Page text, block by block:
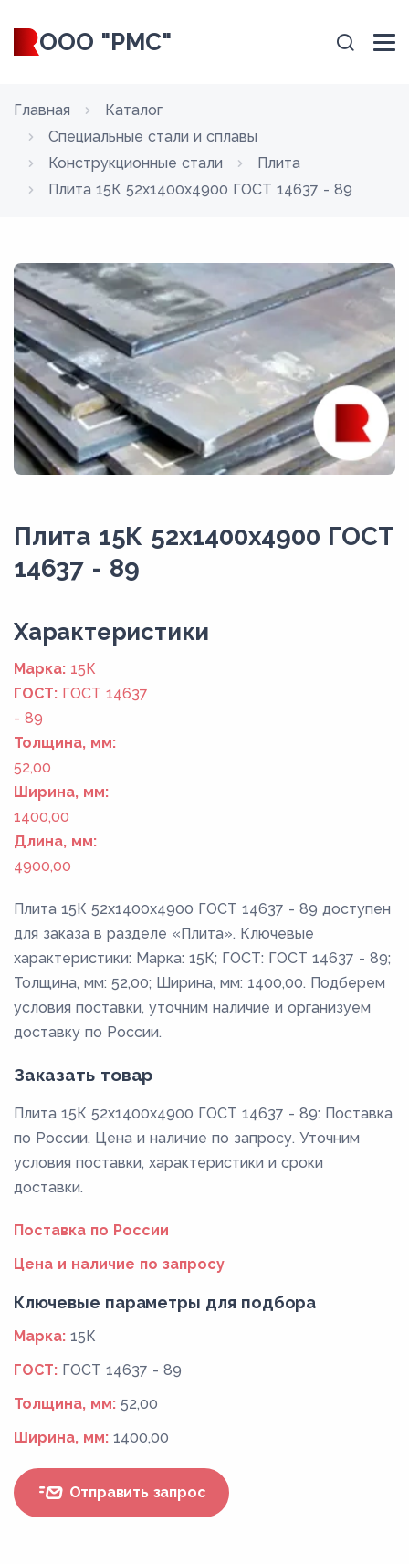
ООО "РМС"
Главная
Каталог
Специальные стали и сплавы
Конструкционные стали
Плита
Плита 15К 52x1400x4900 ГОСТ 14637 - 89
Плита 15К 52x1400x4900 ГОСТ
14637 - 89
Xарактеристики
Марка: 15К
ГОСТ: ГОСТ 14637
- 89
Толщина, мм:
52,00
Ширина, мм:
1400,00
Длина, мм:
4900,00
Плита 15К 52x1400x4900 ГОСТ 14637 - 89 доступен
для заказа в разделе «Плита». Ключевые
характеристики: Марка: 15К; ГОСТ: ГОСТ 14637 - 89;
Толщина, мм: 52,00; Ширина, мм: 1400,00. Подберем
условия поставки, уточним наличие и организуем
доставку по России.
Заказать товар
Плита 15К 52x1400x4900 ГОСТ 14637 - 89: Поставка
по России. Цена и наличие по запросу. Уточним
условия поставки, характеристики и сроки
доставки.
Поставка по России
Цена и наличие по запросу
Ключевые параметры для подбора
Марка: 15К
ГОСТ: ГОСТ 14637 - 89
Толщина, мм: 52,00
Ширина, мм: 1400,00
Отправить запрос